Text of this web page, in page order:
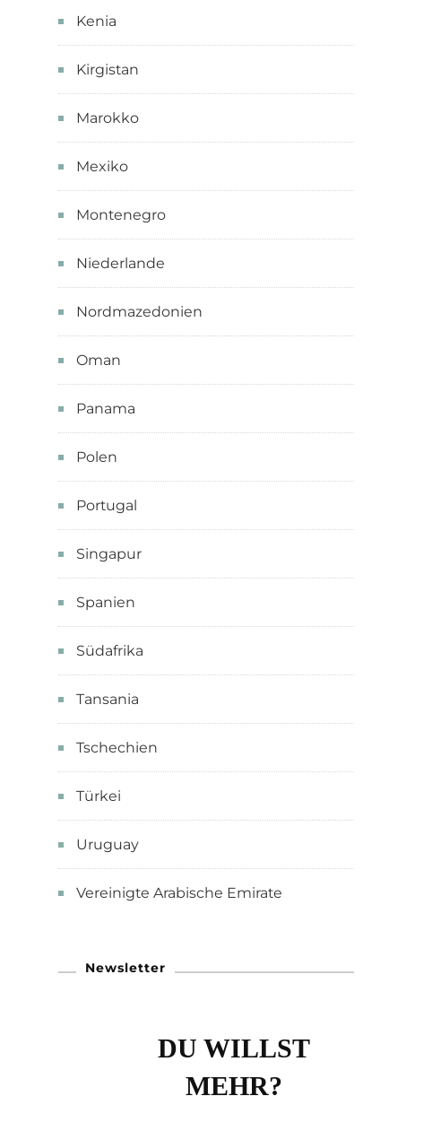
Kenia
Kirgistan
Marokko
Mexiko
Montenegro
Niederlande
Nordmazedonien
Oman
Panama
Polen
Portugal
Singapur
Spanien
Südafrika
Tansania
Tschechien
Türkei
Uruguay
Vereinigte Arabische Emirate
Newsletter
DU WILLST
MEHR?